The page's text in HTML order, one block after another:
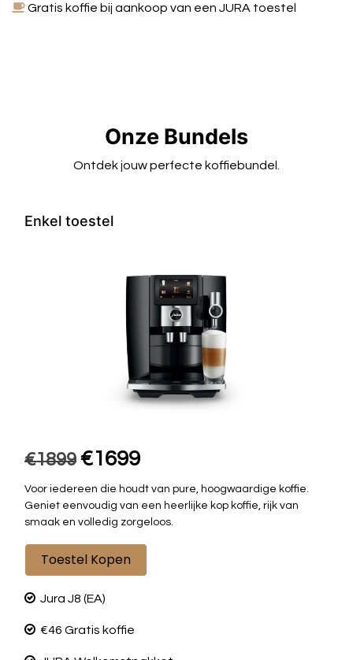
Gratis koffie bij aankoop van een JURA toestel
Onze Bundels
Ontdek jouw perfecte koffiebundel.
Enkel toestel
€1899 €1699
Voor iedereen die houdt van pure, hoogwaardige koffie.
Geniet eenvoudig van een heerlijke kop koffie, rijk van
smaak en volledig zorgeloos.
Toestel Kopen
Jura J8 (EA)
€46 Gratis koffie